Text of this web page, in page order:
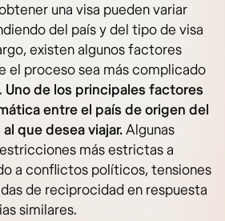
una visa pueden variar
del país y del tipo de visa
existen algunos factores
el proceso sea más complicado
Uno de los principales factores
entre el país de origen del
que desea viajar.Algunas
más estrictas a
a conflictos políticos, tensiones
de reciprocidad en respuesta
similares.